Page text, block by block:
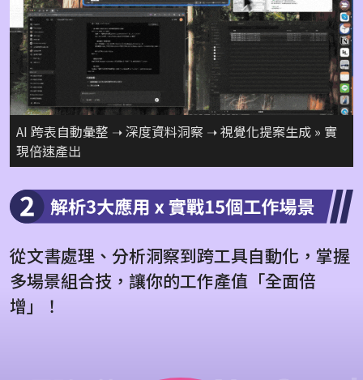
AI 跨表自動彙整 ➝ 深度資料洞察 ➝ 視覺化提案生成 » 實
現倍速產出
從文書處理、分析洞察到跨工具自動化，掌握
多場景組合技，讓你的工作產值「全面倍
增」！